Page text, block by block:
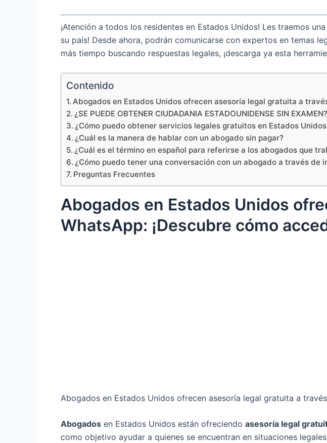
¡Atención a todos los residentes en Estados Unidos! Les traemos
su país! Desde ahora, podrán comunicarse con expertos en temas
más tiempo buscando respuestas legales, ¡descarga ya esta
Contenido
Abogados en Estados Unidos ofrecen asesoría legal gratuita a
¿SE PUEDE OBTENER CIUDADANIA ESTADOUNIDENSE SIN
¿Cómo puedo obtener servicios legales gratuitos en Estados
¿Cuál es la manera de hablar con un abogado sin pagar?
¿Cuál es el término en español para referirse a los abogados que
¿Cómo puedo tener una conversación con un abogado a través de
Preguntas Frecuentes
Abogados en Estados Unidos
WhatsApp: ¡Descubre cómo
Abogados en Estados Unidos ofrecen asesoría legal gratuita a
Abogados en Estados Unidos están ofreciendo asesoría legal
como objetivo ayudar a quienes se encuentran en situaciones